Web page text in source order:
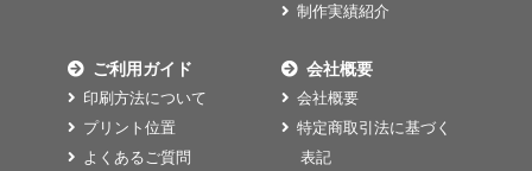
制作実績紹介
ご利用ガイド
印刷方法について
プリント位置
よくあるご質問
会社概要
会社概要
特定商取引法に基づく
表記